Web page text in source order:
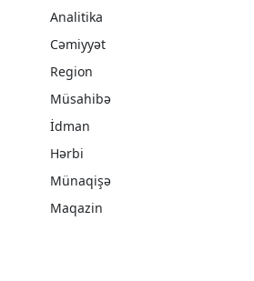
Analitika
Cəmiyyət
Region
Müsahibə
İdman
Hərbi
Münaqişə
Maqazin